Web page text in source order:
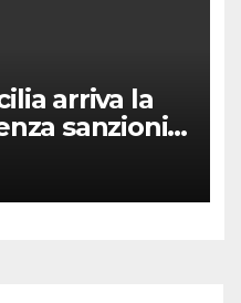
arriva la
sanzioni